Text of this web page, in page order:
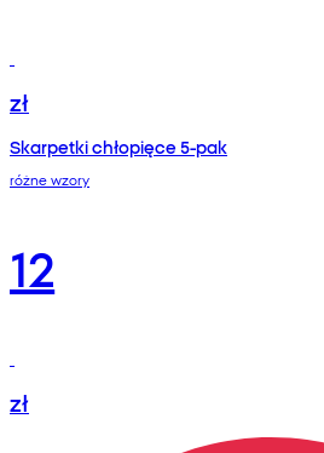
zł
Skarpetki chłopięce 5-pak
różne wzory
12
zł